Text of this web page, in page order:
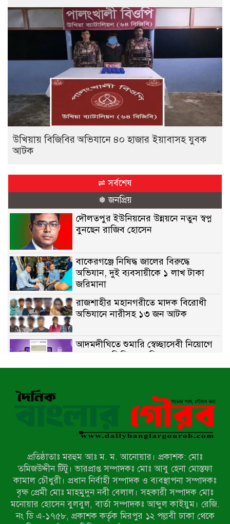
উখিয়ায় বিজিবির অভিযানে ৪০ হাজার ইয়াবাসহ যুবক
আটক
⇌ সর্বশেষ
❅ জনপ্রিয়
দৌলতপুর ইউনিয়নের উন্নয়নে নতুন স্বপ্ন
বুনছেন রাজিব হোসেন
বাকেরগঞ্জে নিষিদ্ধ জালের বিরুদ্ধে
অভিযান, দুই ব্যবসায়ীকে ১ লাখ টাকা
জরিমানা
রাজশাহীর মহানগরীতে মাদক বিরোধী
অভিযানে নারীসহ ১৩ জন আটক
আদমদীঘিতে শুমারি স্বেচ্ছাসেবী নিয়োগে
যোগ্যতার ভিত্তিতে তালিকা প্রকাশ;
নির্বাচিতদের আ.লীগ ট্যাগে প্রচারণা
নেওয়ার হুমকি দিলেন দোড়া মাদরাসার
পরিচয় দেওয়া সভাপতি
উখিয়ায় বিজিবির অভিযানে ৪০ হাজার
ইয়াবাসহ যুবক আটক
পোরশায় ৭ মাসে ১৯ জনের অপমৃত্যু,
শীর্ষে আত্মহত্যা
হিন্দু বৌদ্ধ খ্রিস্টান কল্যাণ ফ্রন্টের
নীলফামারী কমিটি নিয়ে প্রশ্ন, প্রতিবাদে
প্রতিষ্ঠাতাঃ মরহুম আঃ ম. ম. আনোয়ার। প্রকাশক: মোঃ
তমিজউদ্দীন টিটু। ভারপ্রাপ্ত সম্পাদকঃ মোঃ আবু হেনা মোস্তফা
কামাল চৌধুরী। প্রধান নির্বাহী সম্পাদক ও ব্যবস্থাপনা সম্পাদকঃ
বৃক্ষ প্রেমী মোঃ মাহমুদুন নবী বেলাল। সহকারী সম্পাদক মোঃ
মনোয়ার হোসেন বুলবুল, বার্তা সম্পাদকঃ আব্দুল কাইয়ুম। রেজি.
নং ডি এ-১৭৫৮, প্রকাশক কর্তৃক মিরপুর ১২ পল্লবী ঢাকা থেকে